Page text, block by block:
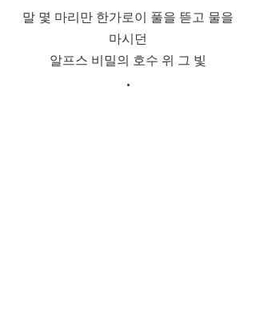
말 몇 마리만 한가로이 풀을 뜯고 물을
마시던
알프스 비밀의 호수 위 그 빛
.